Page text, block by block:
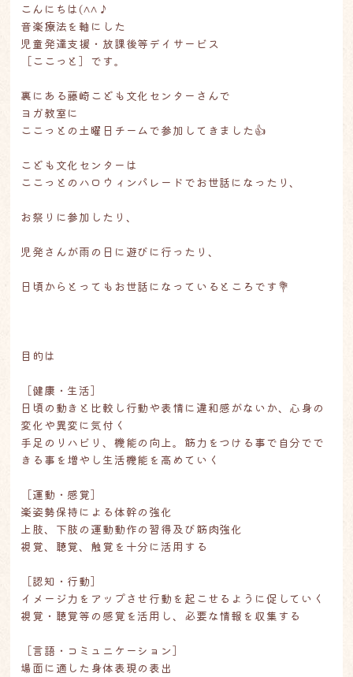
こんにちは(^^♪
音楽療法を軸にした
児童発達支援・放課後等デイサービス
［ここっと］です。
裏にある藤崎こども文化センターさんで
ヨガ教室に
ここっとの土曜日チームで参加してきました👍
こども文化センターは
ここっとのハロウィンパレードでお世話になったり、
お祭りに参加したり、
児発さんが雨の日に遊びに行ったり、
日頃からとってもお世話になっているところです💐
目的は
［健康・生活］
日頃の動きと比較し行動や表情に違和感がないか、心身の
変化や異変に気付く
手足のリハビリ、機能の向上。筋力をつける事で自分でで
きる事を増やし生活機能を高めていく
［運動・感覚］
楽姿勢保持による体幹の強化
上肢、下肢の運動動作の習得及び筋肉強化
視覚、聴覚、触覚を十分に活用する
［認知・行動］
イメージ力をアップさせ行動を起こせるように促していく
視覚・聴覚等の感覚を活用し、必要な情報を収集する
［言語・コミュニケーション］
場面に適した身体表現の表出